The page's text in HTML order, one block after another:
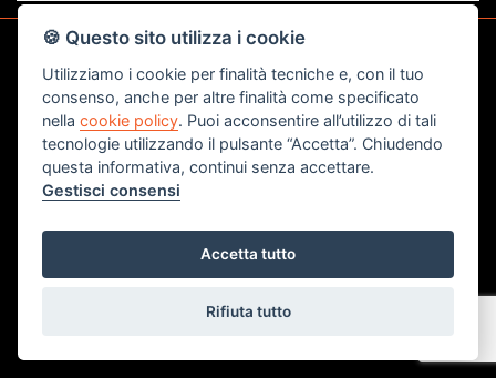
CONTATTI
Studio Immobiliare di Bedon e Poletto Snc
Corso del Popolo angolo via Ponte Roda n.12 -
45100 - Rovigo (RO)
Tel. 0425 200022
Fax. 0425 1662054
info@attico-immobiliare.it
🍪 Questo sito utilizza i cookie
Utilizziamo i cookie per finalità tecniche e, con il tuo
consenso, anche per altre finalità come specificato
nellacookie policy. Puoi acconsentire all’utilizzo di tali
tecnologie utilizzando il pulsante “Accetta”. Chiudendo
questa informativa, continui senza accettare.
Gestisci consensi
Accetta tutto
Rifiuta tutto